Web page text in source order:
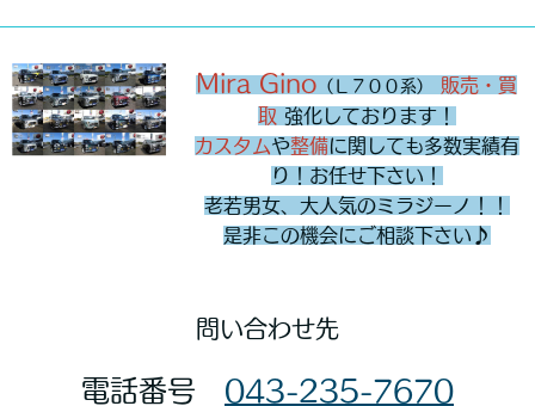
Mira Gino （Ｌ７００系）
販売・買
取 強化しております！
カスタムや整備に関しても多数実績有
り！お任せ下さい！
老若男女、大人気のミラジーノ！！
是非この機会にご相談下さい♪
問い合わせ先
電話番号 043-235-7670